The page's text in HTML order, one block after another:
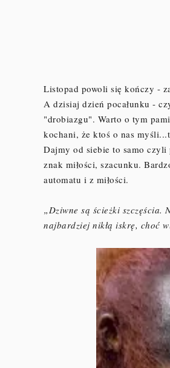
Listopad powoli się kończy -
A dzisiaj dzień pocałunku -
"drobiazgu". Warto o tym
kochani, że ktoś o nas
Dajmy od siebie to samo czyli
znak miłości, szacunku.
automatu i z miłości.
„Dziwne są ścieżki
najbardziej nikłą iskrę, choć